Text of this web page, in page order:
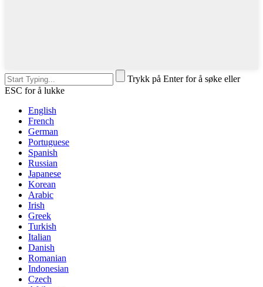
Trykk på Enter for å søke eller
ESC for å lukke
English
French
German
Portuguese
Spanish
Russian
Japanese
Korean
Arabic
Irish
Greek
Turkish
Italian
Danish
Romanian
Indonesian
Czech